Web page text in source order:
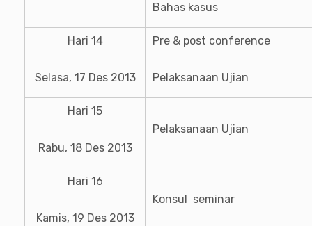
Bahas kasus
Hari 14
Selasa, 17 Des 2013
Pre & post conference
Pelaksanaan Ujian
Hari 15
Rabu, 18 Des 2013
Pelaksanaan Ujian
Hari 16
Kamis, 19 Des 2013
Konsul seminar